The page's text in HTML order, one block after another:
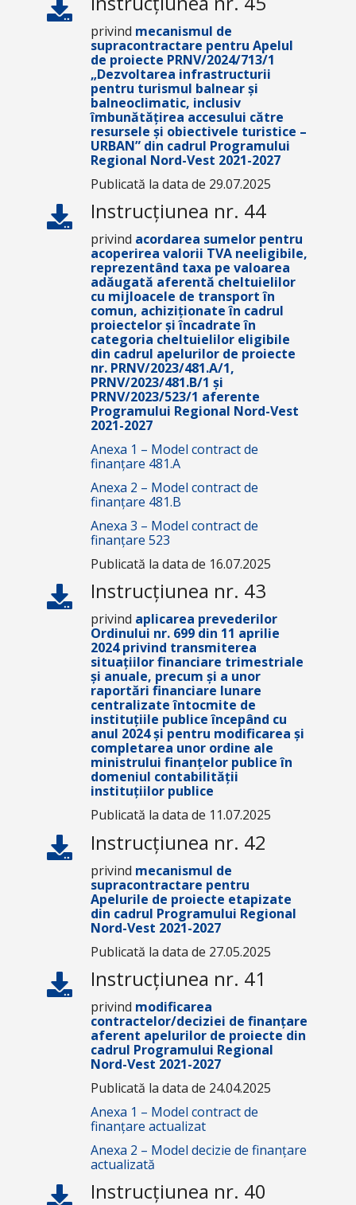
privind mecanismul de
supracontractare pentru Apelul
de proiecte PRNV/2024/713/1
„Dezvoltarea infrastructurii
pentru turismul balnear și
balneoclimatic, inclusiv
îmbunătățirea accesului către
resursele și obiectivele turistice –
URBAN” din cadrul Programului
Regional Nord-Vest 2021-2027
Publicată la data de 29.07.2025
Instrucțiunea nr. 44
privind acordarea sumelor pentru
acoperirea valorii TVA neeligibile,
reprezentând taxa pe valoarea
adăugată aferentă cheltuielilor
cu mijloacele de transport în
comun, achiziționate în cadrul
proiectelor și încadrate în
categoria cheltuielilor eligibile
din cadrul apelurilor de proiecte
nr. PRNV/2023/481.A/1,
PRNV/2023/481.B/1 și
PRNV/2023/523/1 aferente
Programului Regional Nord-Vest
2021-2027
Anexa 1 – Model contract de
finanțare 481.A
Anexa 2 – Model contract de
finanțare 481.B
Anexa 3 – Model contract de
finanțare 523
Publicată la data de 16.07.2025
Instrucțiunea nr. 43
privind aplicarea prevederilor
Ordinului nr. 699 din 11 aprilie
2024 privind transmiterea
situațiilor financiare trimestriale
și anuale, precum și a unor
raportări financiare lunare
centralizate întocmite de
instituțiile publice începând cu
anul 2024 și pentru modificarea și
completarea unor ordine ale
ministrului finanțelor publice în
domeniul contabilității
instituțiilor publice
Publicată la data de 11.07.2025
Instrucțiunea nr. 42
privind mecanismul de
supracontractare pentru
Apelurile de proiecte etapizate
din cadrul Programului Regional
Nord-Vest 2021-2027
Publicată la data de 27.05.2025
Instrucțiunea nr. 41
privind modificarea
contractelor/deciziei de finanțare
aferent apelurilor de proiecte din
cadrul Programului Regional
Nord-Vest 2021-2027
Publicată la data de 24.04.2025
Anexa 1 – Model contract de
finanțare actualizat
Anexa 2 – Model decizie de finanțare
actualizată
Instrucțiunea nr. 40